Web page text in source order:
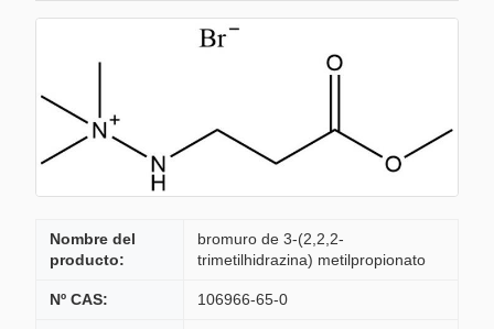
Nombre del
producto:
bromuro de 3-(2,2,2-
trimetilhidrazina) metilpropionato
Nº CAS: 106966-65-0